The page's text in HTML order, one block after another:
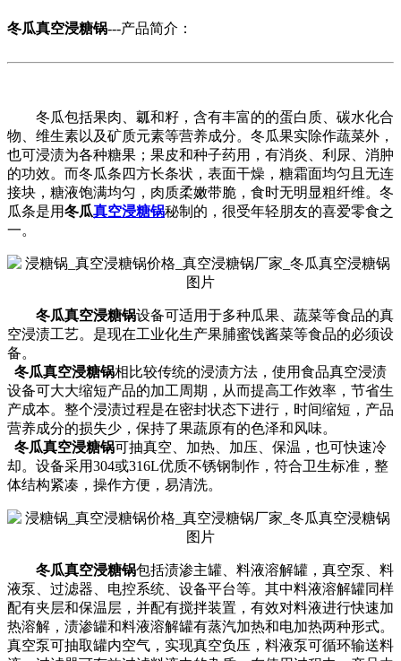
冬瓜真空浸糖锅---产品简介：
冬瓜包括果肉、瓤和籽，含有丰富的的蛋白质、碳水化合
物、维生素以及矿质元素等营养成分。冬瓜果实除作蔬菜外，
也可浸渍为各种糖果；果皮和种子药用，有消炎、利尿、消肿
的功效。而冬瓜条四方长条状，表面干燥，糖霜面均匀且无连
接块，糖液饱满均匀，肉质柔嫩带脆，食时无明显粗纤维。冬
瓜条是用冬瓜真空浸糖锅秘制的，很受年轻朋友的喜爱零食之
一。
冬瓜真空浸糖锅设备可适用于多种瓜果、蔬菜等食品的真
空浸渍工艺。是现在工业化生产果脯蜜饯酱菜等食品的必须设
备。
冬瓜真空浸糖锅相比较传统的浸渍方法，使用食品真空浸渍
设备可大大缩短产品的加工周期，从而提高工作效率，节省生
产成本。整个浸渍过程是在密封状态下进行，时间缩短，产品
营养成分的损失少，保持了果蔬原有的色泽和风味。
冬瓜真空浸糖锅可抽真空、加热、加压、保温，也可快速冷
却。设备采用304或316L优质不锈钢制作，符合卫生标准，整
体结构紧凑，操作方便，易清洗。
冬瓜真空浸糖锅包括渍渗主罐、料液溶解罐，真空泵、料
液泵、过滤器、电控系统、设备平台等。其中料液溶解罐同样
配有夹层和保温层，并配有搅拌装置，有效对料液进行快速加
热溶解，渍渗罐和料液溶解罐有蒸汽加热和电加热两种形式。
真空泵可抽取罐内空气，实现真空负压，料液泵可循环输送料